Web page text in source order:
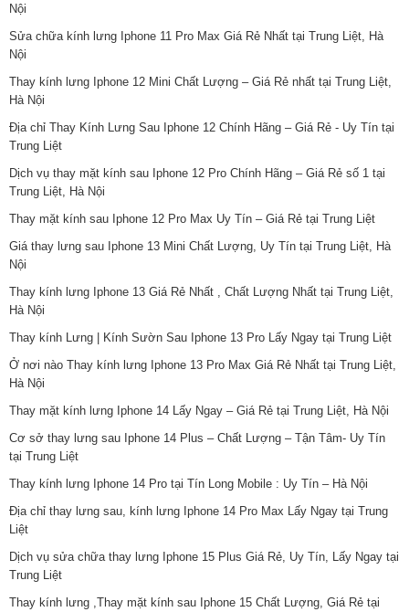
Nội
Sửa chữa kính lưng Iphone 11 Pro Max Giá Rẻ Nhất tại Trung Liệt, Hà
Nội
Thay kính lưng Iphone 12 Mini Chất Lượng – Giá Rẻ nhất tại Trung Liệt,
Hà Nội
Địa chỉ Thay Kính Lưng Sau Iphone 12 Chính Hãng – Giá Rẻ - Uy Tín tại
Trung Liệt
Dịch vụ thay mặt kính sau Iphone 12 Pro Chính Hãng – Giá Rẻ số 1 tại
Trung Liệt, Hà Nội
Thay mặt kính sau Iphone 12 Pro Max Uy Tín – Giá Rẻ tại Trung Liệt
Giá thay lưng sau Iphone 13 Mini Chất Lượng, Uy Tín tại Trung Liệt, Hà
Nội
Thay kính lưng Iphone 13 Giá Rẻ Nhất , Chất Lượng Nhất tại Trung Liệt,
Hà Nội
Thay kính Lưng | Kính Sườn Sau Iphone 13 Pro Lấy Ngay tại Trung Liệt
Ở nơi nào Thay kính lưng Iphone 13 Pro Max Giá Rẻ Nhất tại Trung Liệt,
Hà Nội
Thay mặt kính lưng Iphone 14 Lấy Ngay – Giá Rẻ tại Trung Liệt, Hà Nội
Cơ sở thay lưng sau Iphone 14 Plus – Chất Lượng – Tận Tâm- Uy Tín
tại Trung Liệt
Thay kính lưng Iphone 14 Pro tại Tín Long Mobile : Uy Tín – Hà Nội
Địa chỉ thay lưng sau, kính lưng Iphone 14 Pro Max Lấy Ngay tại Trung
Liệt
Dịch vụ sửa chữa thay lưng Iphone 15 Plus Giá Rẻ, Uy Tín, Lấy Ngay tại
Trung Liệt
Thay kính lưng ,Thay mặt kính sau Iphone 15 Chất Lượng, Giá Rẻ tại